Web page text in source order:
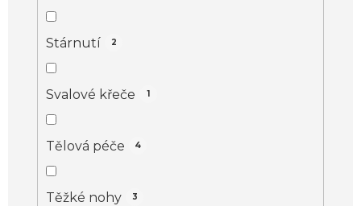
Stárnutí 2
Svalové křeče 1
Tělová péče 4
Těžké nohy 3